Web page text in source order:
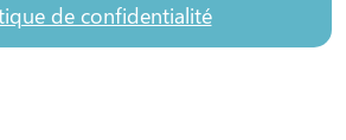
de confidentialité